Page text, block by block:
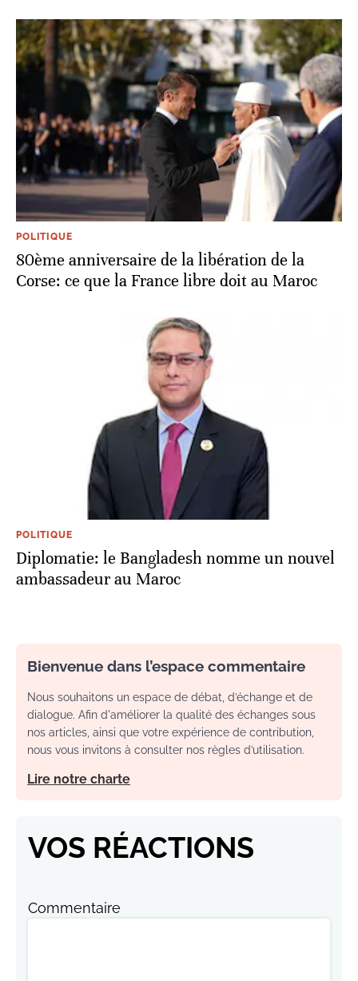
POLITIQUE
80ème anniversaire de la libération de la
Corse: ce que la France libre doit au Maroc
POLITIQUE
Diplomatie: le Bangladesh nomme un nouvel
ambassadeur au Maroc
Bienvenue dans l’espace commentaire
Nous souhaitons un espace de débat, d’échange et de
dialogue. Afin d'améliorer la qualité des échanges sous
nos articles, ainsi que votre expérience de contribution,
nous vous invitons à consulter nos règles d’utilisation.
Lire notre charte
VOS RÉACTIONS
Commentaire